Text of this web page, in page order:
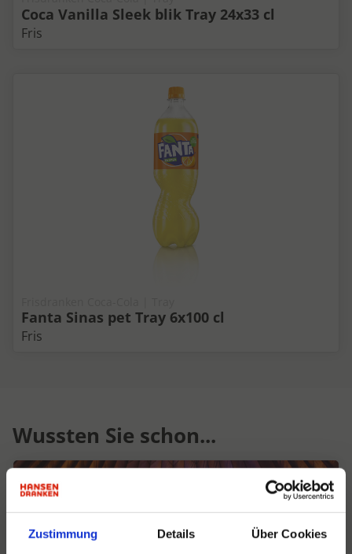
Zustimmung Details Über Cookies
Coca Vanilla Sleek blik Tray 24x33 cl
Fris
Fanta Sinas pet Tray 6x100 cl
Fris
Wussten Sie schon...